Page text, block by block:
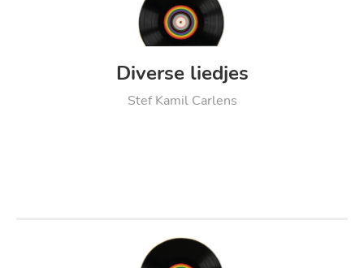
Diverse liedjes
Stef Kamil Carlens